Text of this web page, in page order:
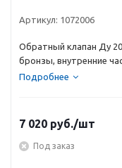
Артикул: 1072006
Обратный клапан Ду
бронзы, внутренние
Подробнее
7 020 руб./шт
Под заказ